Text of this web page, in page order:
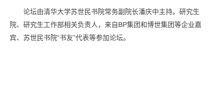
论坛由清华大学苏世民书院常务副院长潘庆中主持。研究生
院、研究生工作部相关负责人，来自BP集团和博世集团等企业嘉
宾、苏世民书院“书友”代表等参加论坛。